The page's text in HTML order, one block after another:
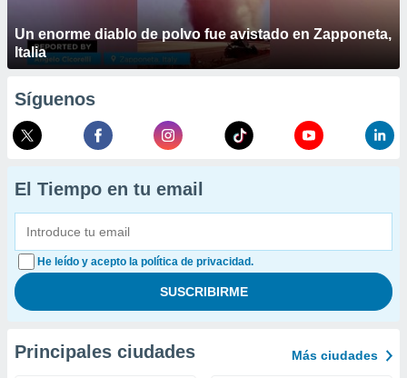
Un enorme diablo de polvo fue avistado en Zapponeta,
Italia
Síguenos
El Tiempo en tu email
He leído y acepto la política de privacidad.
Principales ciudades Más ciudades